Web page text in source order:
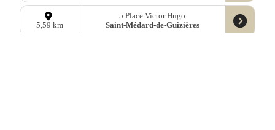
5,59 km
5 Place Victor Hugo
Saint-Médard-de-Guizières